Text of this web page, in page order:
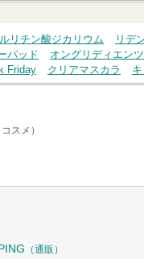
リチン酸ジカリウム リデ
パッド オングリディエンツ
Friday クリアマスカラ
スメ）
（通販）